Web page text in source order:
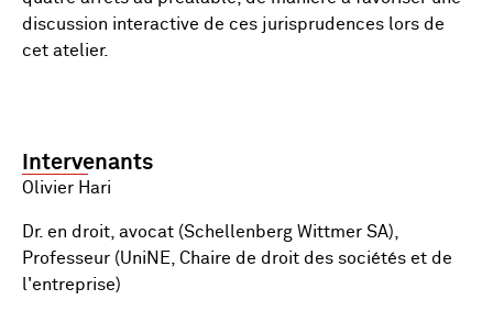
discussion interactive de ces jurisprudences lors de
cet atelier.
Intervenants
Olivier Hari
Dr. en droit, avocat (Schellenberg Wittmer SA),
Professeur (UniNE, Chaire de droit des sociétés et de
l'entreprise)